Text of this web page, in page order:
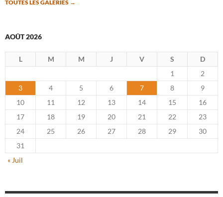
TOUTES LES GALERIES →
AOÛT 2026
L M M J V S
D
1
2
3
4 5 6 7 8
9
10
11 12 13 14 15
16
17
18 19 20 21 22
23
24
25 26 27 28 29
30
31
« Juil